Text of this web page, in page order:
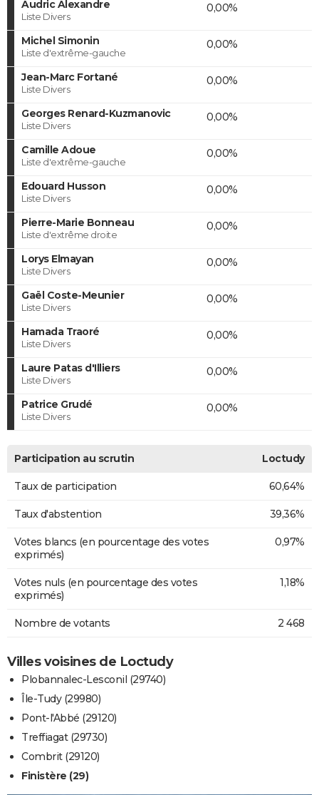
Audric Alexandre
Liste Divers
0,00%
Michel Simonin
Liste d'extrême-gauche
0,00%
Jean-Marc Fortané
Liste Divers
0,00%
Georges Renard-Kuzmanovic
Liste Divers
0,00%
Camille Adoue
Liste d'extrême-gauche
0,00%
Edouard Husson
Liste Divers
0,00%
Pierre-Marie Bonneau
Liste d'extrême droite
0,00%
Lorys Elmayan
Liste Divers
0,00%
Gaël Coste-Meunier
Liste Divers
0,00%
Hamada Traoré
Liste Divers
0,00%
Laure Patas d'Illiers
Liste Divers
0,00%
Patrice Grudé
Liste Divers
0,00%
Participation au scrutin Loctudy
Taux de participation 60,64%
Taux d'abstention 39,36%
Votes blancs (en pourcentage des votes
exprimés)
0,97%
Votes nuls (en pourcentage des votes
exprimés)
1,18%
Nombre de votants 2 468
Villes voisines de Loctudy
Plobannalec-Lesconil (29740)
Île-Tudy (29980)
Pont-l'Abbé (29120)
Treffiagat (29730)
Combrit (29120)
Finistère (29)